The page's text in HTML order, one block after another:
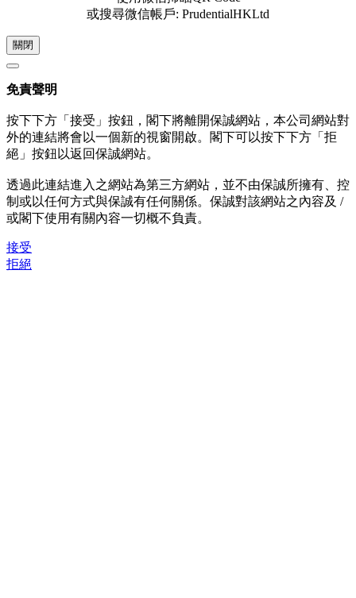
或搜尋微信帳戶: PrudentialHKLtd
關閉
免責聲明
按下下方「接受」按鈕，閣下將離開保誠網站，本公司網站對
外的連結將會以一個新的視窗開啟。閣下可以按下下方「拒
絕」按鈕以返回保誠網站。
透過此連結進入之網站為第三方網站，並不由保誠所擁有、控
制或以任何方式與保誠有任何關係。保誠對該網站之內容及 /
或閣下使用有關內容一切概不負責。
接受
拒絕